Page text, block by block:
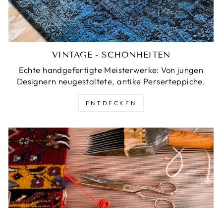
VINTAGE - SCHÖNHEITEN
Echte handgefertigte Meisterwerke: Von jungen
Designern neugestaltete, antike Perserteppiche.
ENTDECKEN